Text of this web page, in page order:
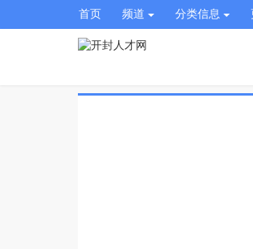
首页 频道 分类信息